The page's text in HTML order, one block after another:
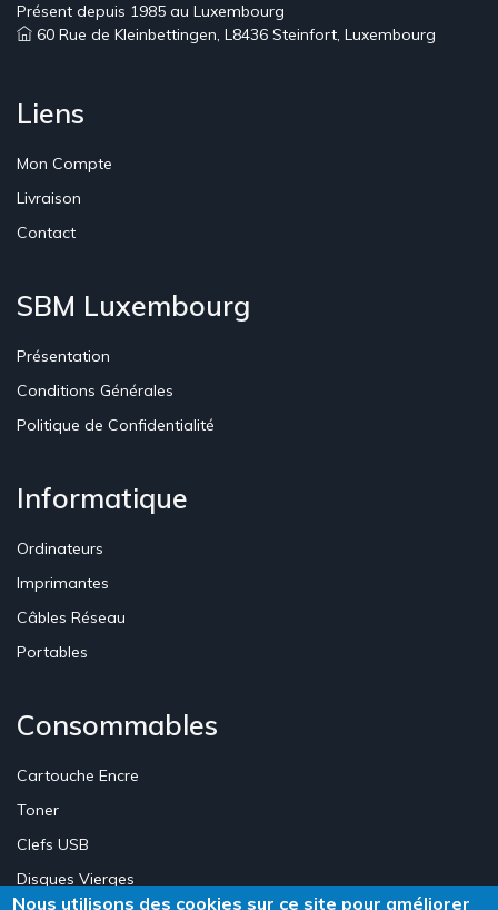
Présent depuis 1985 au Luxembourg
60 Rue de Kleinbettingen, L8436 Steinfort, Luxembourg
Liens
Mon Compte
Livraison
Contact
SBM Luxembourg
Présentation
Conditions Générales
Politique de Confidentialité
Informatique
Ordinateurs
Imprimantes
Câbles Réseau
Portables
Consommables
Cartouche Encre
Toner
Clefs USB
Disques Vierges
Nous utilisons des cookies sur ce site pour améliorer